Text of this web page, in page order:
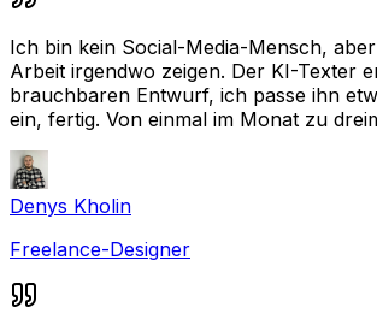
Ich bin kein Social-Media-Mensch,
Arbeit irgendwo zeigen. Der KI-Texter
brauchbaren Entwurf, ich passe ihn
ein, fertig. Von einmal im Monat zu
Denys Kholin
Freelance-Designer